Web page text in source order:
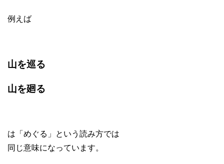
例えば
山を巡る
山を廻る
は「めぐる」という読み方では
同じ意味になっています。